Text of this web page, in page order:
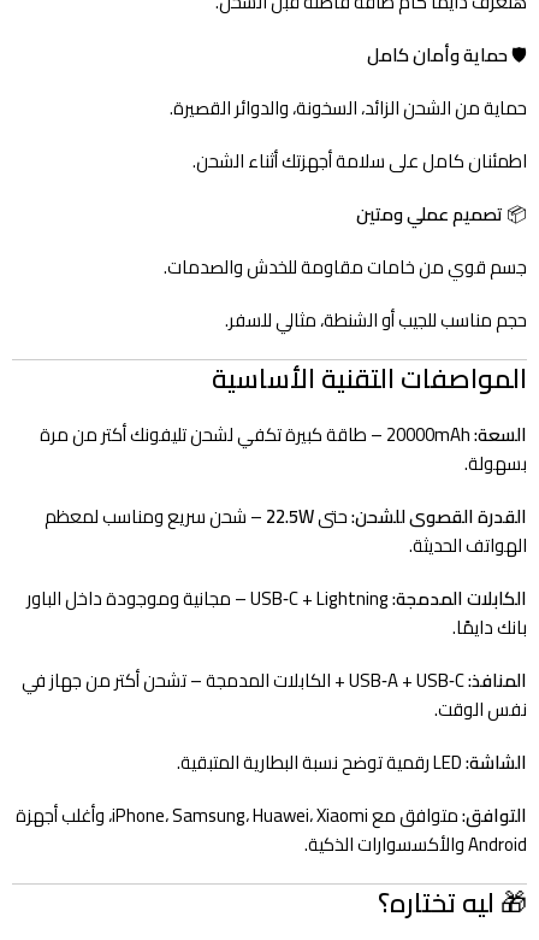
🛡️حماية وأمان كامل
حماية من الشحن الزائد، السخونة، والدوائر القصيرة.
اطمئنان كامل على سلامة أجهزتك أثناء الشحن.
📦تصميم عملي ومتين
جسم قوي من خامات مقاومة للخدش والصدمات.
حجم مناسب للجيب أو الشنطة، مثالي للسفر.
المواصفات التقنية الأساسية
السعة:
20000mAh – طاقة كبيرة تكفي لشحن تليفونك أكتر من مرة
بسهولة.
القدرة القصوى للشحن:حتى22.5W– شحن سريع ومناسب لمعظم
الهواتف الحديثة.
الكابلات المدمجة:
USB‑C + Lightning – مجانية وموجودة داخل الباور
بانك دايمًا.
المنافذ:
USB‑A + USB‑C + الكابلات المدمجة – تشحن أكتر من جهاز في
نفس الوقت.
الشاشة:
التوافق:
متوافق مع iPhone، Samsung، Huawei، Xiaomi، وأغلب أجهزة
Android والأكسسوارات الذكية.
🎁ليه تختاره؟